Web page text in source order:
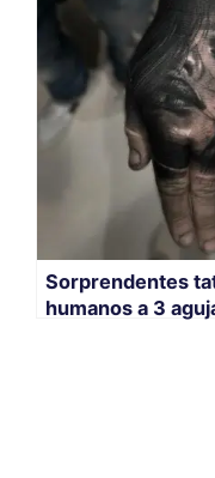
Sorprendentes
humanos a 3